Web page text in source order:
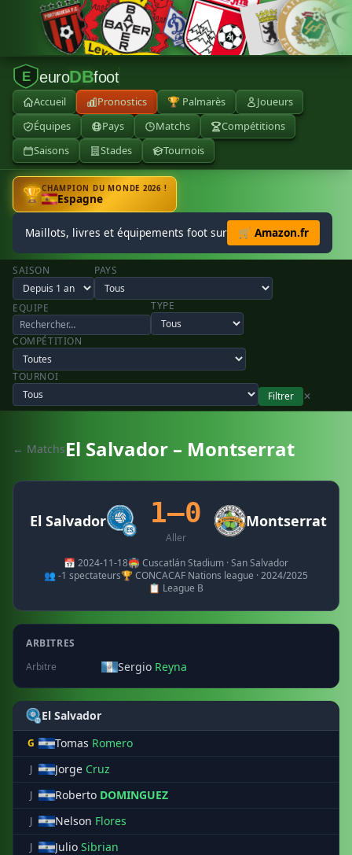
E euroDBfoot
Accueil Pronostics 🏆 Palmarès
Joueurs
Équipes
Pays Matchs
Compétitions
Saisons
Stades Tournois
🏆CHAMPION DU MONDE 2026 !
Espagne
Maillots, livres et équipements foot sur 🛒 Amazon.fr
SAISON PAYS
EQUIPE TYPE
COMPÉTITION
TOURNOI
Filtrer
✕
← MatchsEl Salvador – Montserrat
El Salvador 1–0
Aller
Montserrat
📅 2024-11-18🏟️ Cuscatlán Stadium · San Salvador
👥 -1 spectateurs🏆 CONCACAF Nations league · 2024/2025
📋 League B
ARBITRES
Arbitre
Sergio Reyna
El Salvador
G Tomas Romero
J Jorge Cruz
J Roberto DOMINGUEZ
J Nelson Flores
J Julio Sibrian